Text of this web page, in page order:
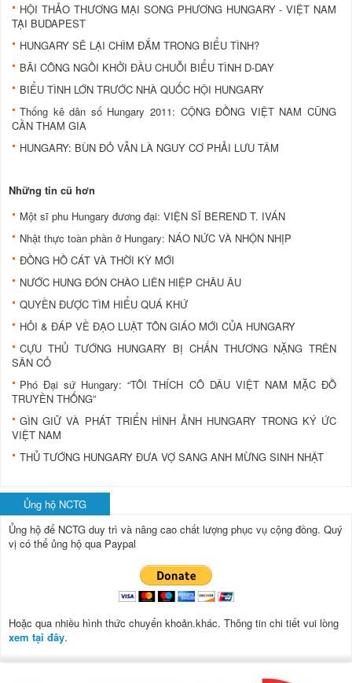
HỘI THẢO THƯƠNG MẠI SONG PHƯƠNG HUNGARY - VIỆT NAM
TẠI BUDAPEST
HUNGARY SẼ LẠI CHÌM ÐẮM TRONG BIỂU TÌNH?
BÃI CÔNG NGỒI KHỞI ÐẦU CHUỖI BIỂU TÌNH D-DAY
BIỂU TÌNH LỚN TRƯỚC NHÀ QUỐC HỘI HUNGARY
Thống kê dân số Hungary 2011: CỘNG ÐỒNG VIỆT NAM CŨNG
CẦN THAM GIA
HUNGARY: BÙN ÐỎ VẪN LÀ NGUY CƠ PHẢI LƯU TÂM
Những tin cũ hơn
Một sĩ phu Hungary đương đại: VIỆN SĨ BEREND T. IVÁN
Nhật thực toàn phần ở Hungary: NÁO NỨC VÀ NHỘN NHỊP
ĐỒNG HỒ CÁT VÀ THỜI KỲ MỚI
NƯỚC HUNG ĐÓN CHÀO LIÊN HIỆP CHÂU ÂU
QUYỀN ĐƯỢC TÌM HIỂU QUÁ KHỨ
HỎI & ÐÁP VỀ ÐẠO LUẬT TÔN GIÁO MỚI CỦA HUNGARY
CỰU THỦ TƯỚNG HUNGARY BỊ CHẤN THƯƠNG NẶNG TRÊN
SÂN CỎ
Phó Đại sứ Hungary: “TÔI THÍCH CÔ DÂU VIỆT NAM MẶC ÐỒ
TRUYỀN THỐNG”
GÌN GIỮ VÀ PHÁT TRIỂN HÌNH ẢNH HUNGARY TRONG KÝ ỨC
VIỆT NAM
THỦ TƯỚNG HUNGARY ÐƯA VỢ SANG ANH MỪNG SINH NHẬT
Ủng hộ NCTG
Ủng hộ để NCTG duy trì và nâng cao chất lượng phục vụ cộng đồng. Quý
vị có thể ủng hộ qua Paypal
Hoặc qua nhiều hình thức chuyển khoản.khác. Thông tin chi tiết vui lòng
xem tại đây.